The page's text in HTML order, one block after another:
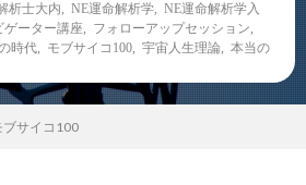
析士大内 NE運命解析学
NE運命解析学入
ゲーター講座 フォローアップセッション
時代
モブサイコ100 宇宙人生理論
本当の
ブサイコ100